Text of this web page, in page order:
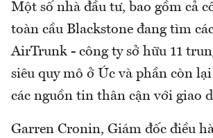
Một số nhà đầu tư, bao gồm cả
toàn cầu Blackstone đang tìm
AirTrunk - công ty sở hữu 11
siêu quy mô ở Úc và phần còn
các nguồn tin thân cận với giao
Garren Cronin, Giám đốc điều